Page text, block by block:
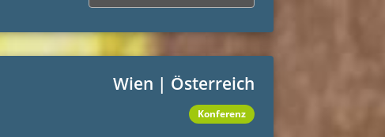
Wien | Österreich
Konferenz